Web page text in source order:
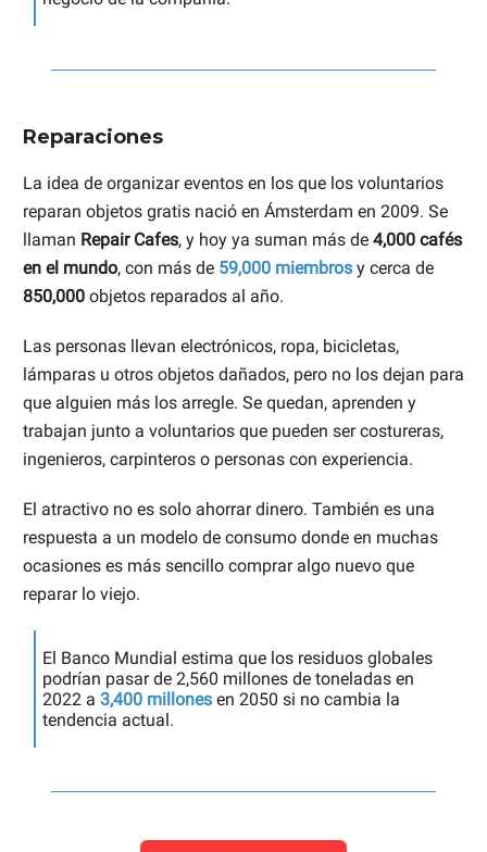
Reparaciones
La idea de organizar eventos en los que los voluntarios
reparan objetos gratis nació en Ámsterdam en 2009. Se
llaman Repair Cafes, y hoy ya suman más de 4,000 cafés
en el mundo, con más de 59,000 miembros y cerca de
850,000 objetos reparados al año.
Las personas llevan electrónicos, ropa, bicicletas,
lámparas u otros objetos dañados, pero no los dejan para
que alguien más los arregle. Se quedan, aprenden y
trabajan junto a voluntarios que pueden ser costureras,
ingenieros, carpinteros o personas con experiencia.
El atractivo no es solo ahorrar dinero. También es una
respuesta a un modelo de consumo donde en muchas
ocasiones es más sencillo comprar algo nuevo que
reparar lo viejo.
El Banco Mundial estima que los residuos globales
podrían pasar de 2,560 millones de toneladas en
2022 a 3,400 millones en 2050 si no cambia la
tendencia actual.